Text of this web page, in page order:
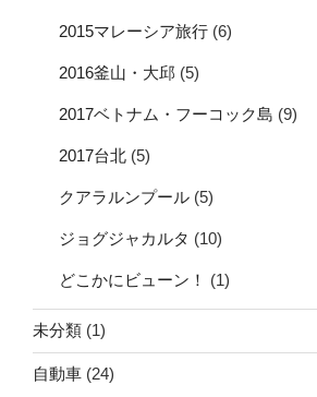
2015マレーシア旅行 (6)
2016釜山・大邱 (5)
2017ベトナム・フーコック島 (9)
2017台北 (5)
クアラルンプール (5)
ジョグジャカルタ (10)
どこかにビューン！ (1)
未分類 (1)
自動車 (24)